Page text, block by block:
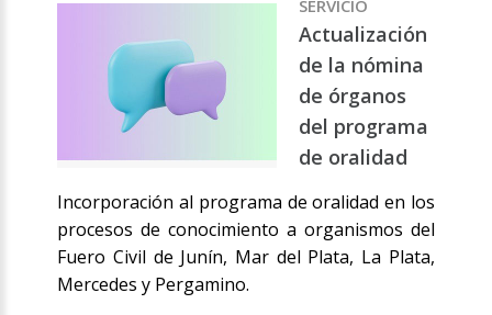
SERVICIO
Actualización
de la nómina
de órganos
del programa
de oralidad
Incorporación al programa de oralidad en los
procesos de conocimiento a organismos del
Fuero Civil de Junín, Mar del Plata, La Plata,
Mercedes y Pergamino.